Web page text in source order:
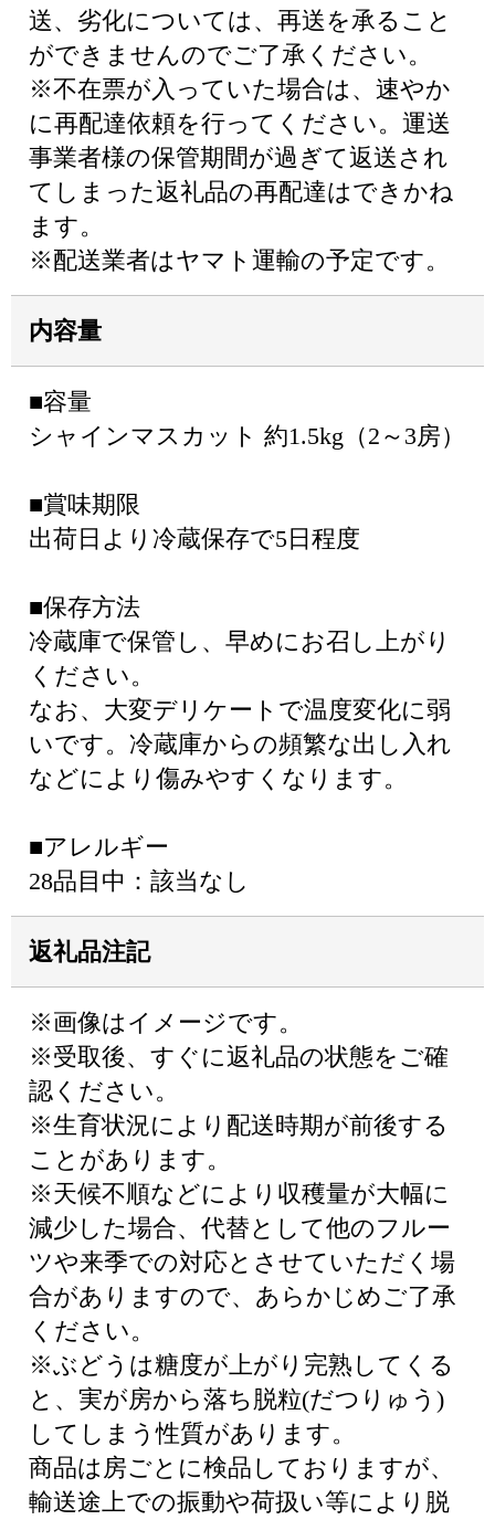
送、劣化については、再送を承ること
ができませんのでご了承ください。
※不在票が入っていた場合は、速やか
に再配達依頼を行ってください。運送
事業者様の保管期間が過ぎて返送され
てしまった返礼品の再配達はできかね
ます。
※配送業者はヤマト運輸の予定です。
内容量
■容量
シャインマスカット 約1.5kg（2～3房）
■賞味期限
出荷日より冷蔵保存で5日程度
■保存方法
冷蔵庫で保管し、早めにお召し上がり
ください。
なお、大変デリケートで温度変化に弱
いです。冷蔵庫からの頻繁な出し入れ
などにより傷みやすくなります。
■アレルギー
28品目中：該当なし
返礼品注記
※画像はイメージです。
※受取後、すぐに返礼品の状態をご確
認ください。
※生育状況により配送時期が前後する
ことがあります。
※天候不順などにより収穫量が大幅に
減少した場合、代替として他のフルー
ツや来季での対応とさせていただく場
合がありますので、あらかじめご了承
ください。
※ぶどうは糖度が上がり完熟してくる
と、実が房から落ち脱粒(だつりゅう)
してしまう性質があります。
商品は房ごとに検品しておりますが、
輸送途上での振動や荷扱い等により脱